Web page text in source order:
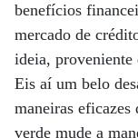
benefícios
mercado de
ideia, proveniente
Eis aí um belo
maneiras
verde mude a